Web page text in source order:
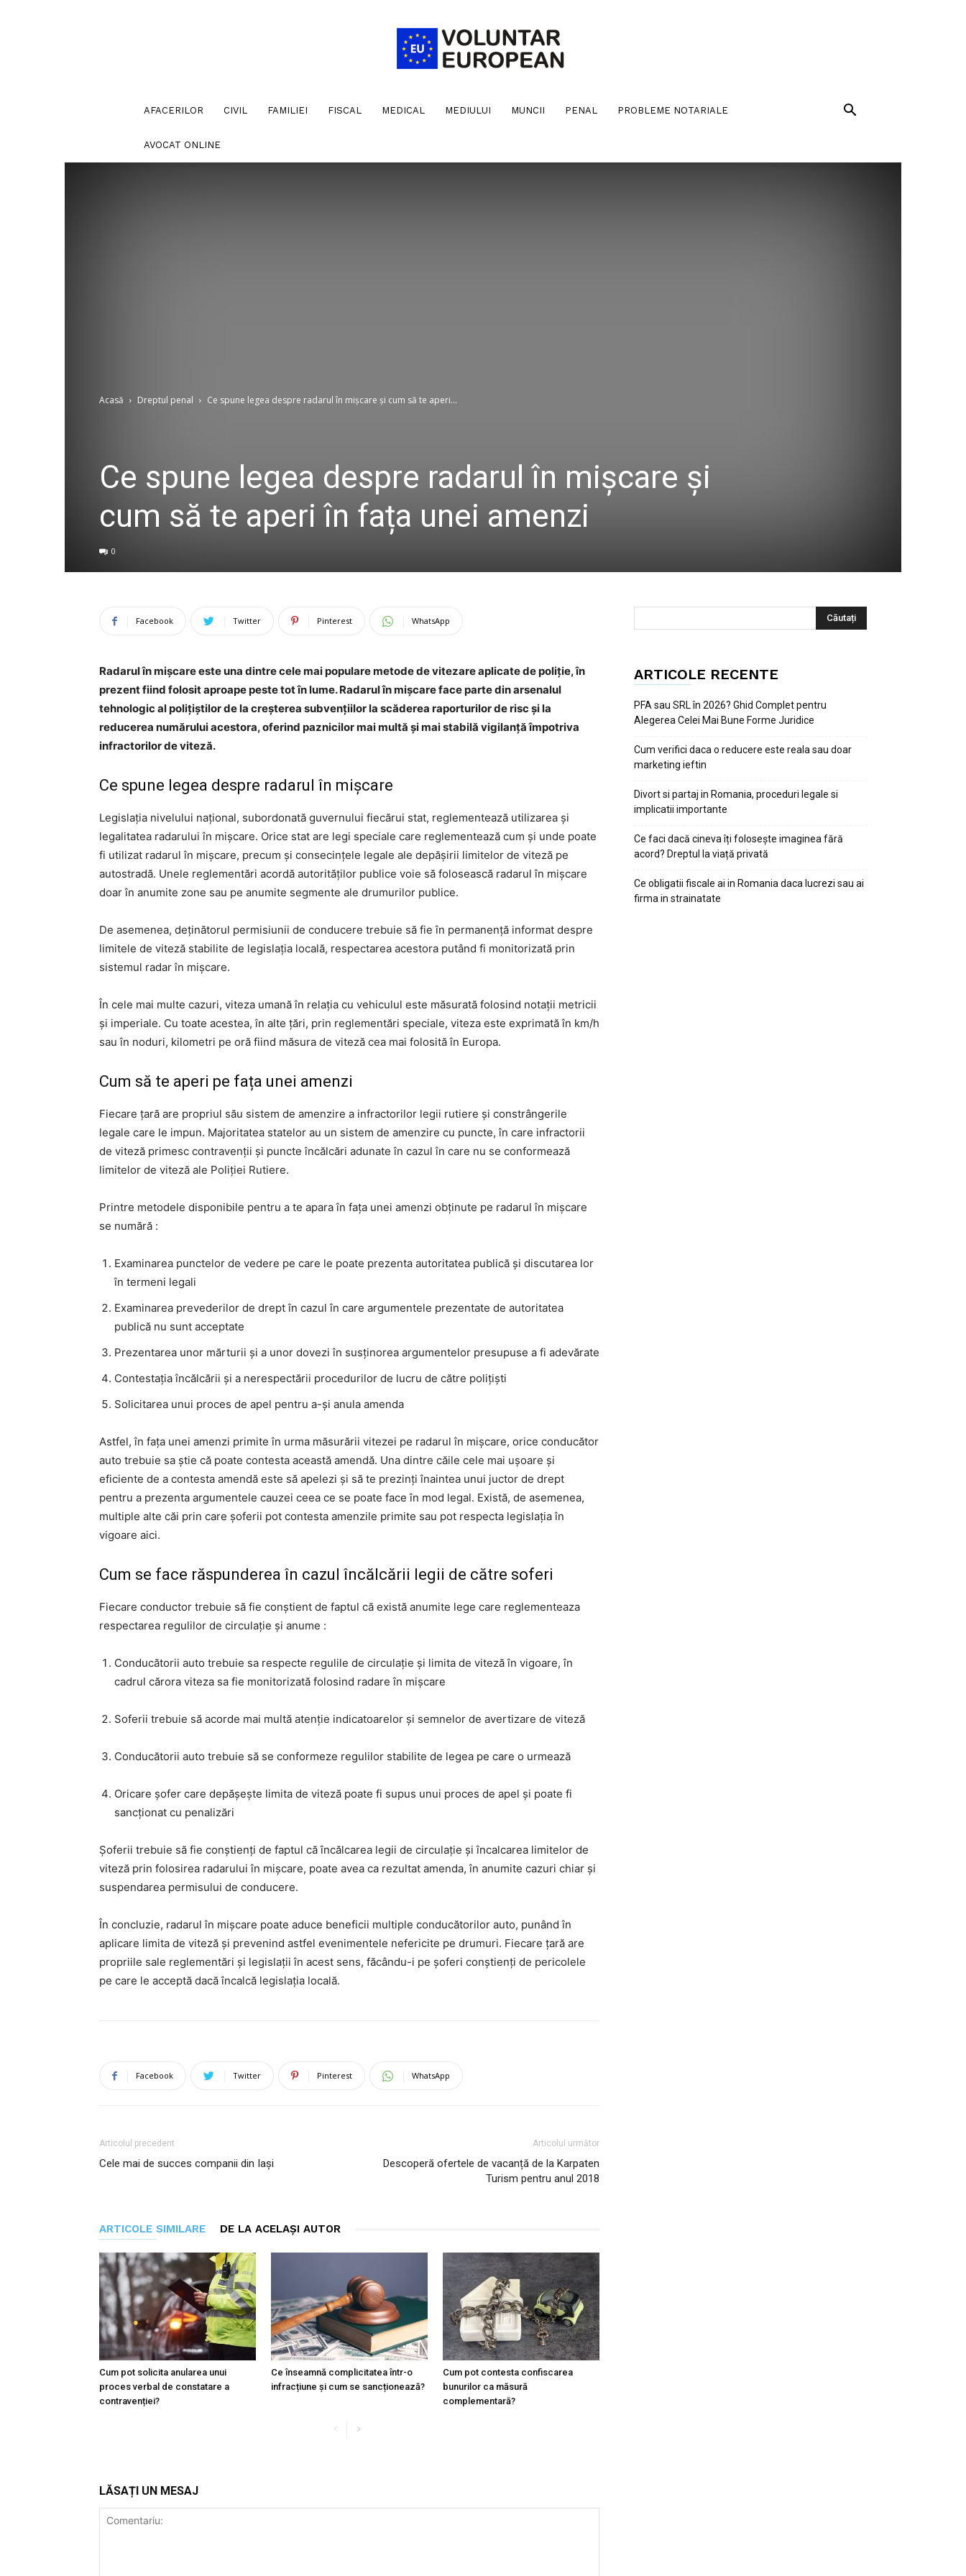
AFACERILOR CIVIL FAMILIEI FISCAL MEDICAL MEDIULUI MUNCII PENAL PROBLEME NOTARIALE
AVOCAT ONLINE
Acasă Dreptul penal Ce spune legea despre radarul în mișcare și cum să te aperi...
Ce spune legea despre radarul în mișcare și
cum să te aperi în fața unei amenzi
0
Facebook Twitter Pinterest WhatsApp
Radarul în mișcare este una dintre cele mai populare metode de vitezare aplicate de poliție, în
prezent fiind folosit aproape peste tot în lume. Radarul în mișcare face parte din arsenalul
tehnologic al polițiștilor de la creșterea subvențiilor la scăderea raporturilor de risc și la
reducerea numărului acestora, oferind paznicilor mai multă și mai stabilă vigilanță împotriva
infractorilor de viteză.
Ce spune legea despre radarul în mișcare
Legislația nivelului național, subordonată guvernului fiecărui stat, reglementează utilizarea și
legalitatea radarului în mișcare. Orice stat are legi speciale care reglementează cum și unde poate
fi utilizat radarul în mișcare, precum și consecințele legale ale depășirii limitelor de viteză pe
autostradă. Unele reglementări acordă autorităților publice voie să folosească radarul în mișcare
doar în anumite zone sau pe anumite segmente ale drumurilor publice.
De asemenea, deținătorul permisiunii de conducere trebuie să fie în permanență informat despre
limitele de viteză stabilite de legislația locală, respectarea acestora putând fi monitorizată prin
sistemul radar în mișcare.
În cele mai multe cazuri, viteza umană în relația cu vehiculul este măsurată folosind notații metricii
și imperiale. Cu toate acestea, în alte țări, prin reglementări speciale, viteza este exprimată în km/h
sau în noduri, kilometri pe oră fiind măsura de viteză cea mai folosită în Europa.
Cum să te aperi pe fața unei amenzi
Fiecare țară are propriul său sistem de amenzire a infractorilor legii rutiere și constrângerile
legale care le impun. Majoritatea statelor au un sistem de amenzire cu puncte, în care infractorii
de viteză primesc contravenții și puncte încălcări adunate în cazul în care nu se conformează
limitelor de viteză ale Poliției Rutiere.
Printre metodele disponibile pentru a te apara în fața unei amenzi obținute pe radarul în mișcare
se numără :
Examinarea punctelor de vedere pe care le poate prezenta autoritatea publică și discutarea lor
în termeni legali
Examinarea prevederilor de drept în cazul în care argumentele prezentate de autoritatea
publică nu sunt acceptate
Prezentarea unor mărturii și a unor dovezi în susținorea argumentelor presupuse a fi adevărate
Contestația încălcării și a nerespectării procedurilor de lucru de către polițiști
Solicitarea unui proces de apel pentru a-și anula amenda
Astfel, în fața unei amenzi primite în urma măsurării vitezei pe radarul în mişcare, orice conducător
auto trebuie sa știe că poate contesta această amendă. Una dintre căile cele mai ușoare și
eficiente de a contesta amendă este să apelezi și să te prezinți înaintea unui juctor de drept
pentru a prezenta argumentele cauzei ceea ce se poate face în mod legal. Există, de asemenea,
multiple alte căi prin care șoferii pot contesta amenzile primite sau pot respecta legislația în
vigoare aici.
Cum se face răspunderea în cazul încălcării legii de către soferi
Fiecare conductor trebuie să fie conştient de faptul că există anumite lege care reglementeaza
respectarea regulilor de circulație și anume :
Conducătorii auto trebuie sa respecte regulile de circulație și limita de viteză în vigoare, în
cadrul cărora viteza sa fie monitorizată folosind radare în mișcare
Soferii trebuie să acorde mai multă atenție indicatoarelor și semnelor de avertizare de viteză
Conducătorii auto trebuie să se conformeze regulilor stabilite de legea pe care o urmează
Oricare șofer care depășește limita de viteză poate fi supus unui proces de apel și poate fi
sancționat cu penalizări
Șoferii trebuie să fie conștienți de faptul că încălcarea legii de circulație și încalcarea limitelor de
viteză prin folosirea radarului în mișcare, poate avea ca rezultat amenda, în anumite cazuri chiar și
suspendarea permisului de conducere.
În concluzie, radarul în mișcare poate aduce beneficii multiple conducătorilor auto, punând în
aplicare limita de viteză și prevenind astfel evenimentele nefericite pe drumuri. Fiecare țară are
propriile sale reglementări și legislații în acest sens, făcându-i pe șoferi conștienți de pericolele
pe care le acceptă dacă încalcă legislația locală.
Facebook Twitter Pinterest WhatsApp
Articolul precedent
Cele mai de succes companii din Iași
Articolul următor
Descoperă ofertele de vacanță de la Karpaten
Turism pentru anul 2018
ARTICOLE SIMILARE DE LA ACELAȘI AUTOR
Cum pot solicita anularea unui
proces verbal de constatare a
contravenției?
Ce înseamnă complicitatea într-o
infracțiune și cum se sancționează?
Cum pot contesta confiscarea
bunurilor ca măsură
complementară?
LĂSAȚI UN MESAJ
ARTICOLE RECENTE
PFA sau SRL în 2026? Ghid Complet pentru
Alegerea Celei Mai Bune Forme Juridice
Cum verifici daca o reducere este reala sau doar
marketing ieftin
Divort si partaj in Romania, proceduri legale si
implicatii importante
Ce faci dacă cineva îți folosește imaginea fără
acord? Dreptul la viață privată
Ce obligatii fiscale ai in Romania daca lucrezi sau ai
firma in strainatate